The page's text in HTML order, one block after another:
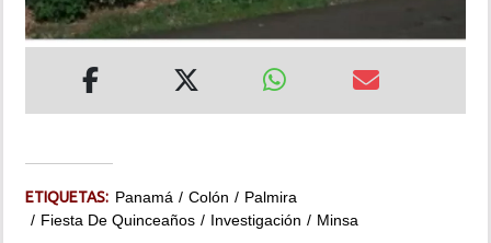
MULTIMEDIA
ETIQUETAS: Panamá Colón
Palmira
Fiesta De Quinceaños
Investigación Minsa